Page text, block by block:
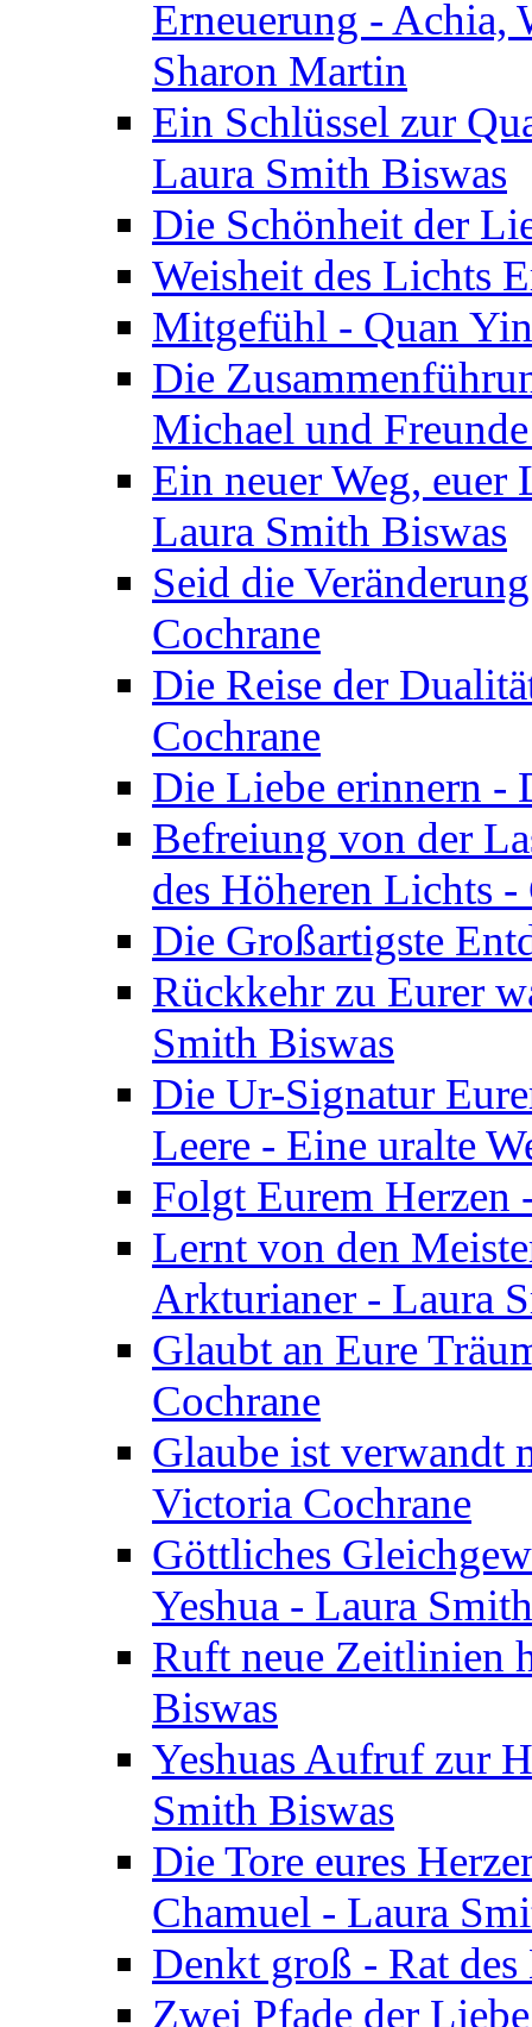
Erneuerung - Achia,
Sharon Martin
Ein Schlüssel zur
Laura Smith Biswas
Die Schönheit der
Weisheit des Lichts
Mitgefühl - Quan
Die
Michael und
Ein neuer Weg, euer
Laura Smith Biswas
Seid die
Cochrane
Die Reise der
Cochrane
Die Liebe erinnern -
Befreiung von der
des Höheren Lichts
Die Großartigste
Rückkehr zu Eurer
Smith Biswas
Die Ur-Signatur
Leere - Eine uralte
Folgt Eurem
Lernt von den
Arkturianer - Laura
Glaubt an Eure
Cochrane
Glaube ist verwandt
Victoria Cochrane
Göttliches
Yeshua - Laura
Ruft neue Zeitlinien
Biswas
Yeshuas Aufruf zur
Smith Biswas
Die Tore eures
Chamuel - Laura
Denkt groß - Rat
Zwei Pfade der